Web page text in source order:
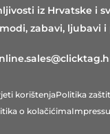
iz Hrvatske i
zabavi, ljubavi
korištenjaPolitika
o kolačićima